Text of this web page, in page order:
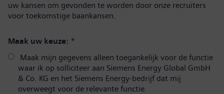
uw kansen om gevonden te worden door onze recruiters
voor toekomstige baankansen.
Maak uw keuze: *
Maak mijn gegevens alleen toegankelijk voor de functie
waar ik op solliciteer aan Siemens Energy Global GmbH
& Co. KG en het Siemens Energy-bedrijf dat mij
overweegt voor de relevante functie.